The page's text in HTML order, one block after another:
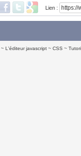
Lien :
L'éditeur javascript CSS